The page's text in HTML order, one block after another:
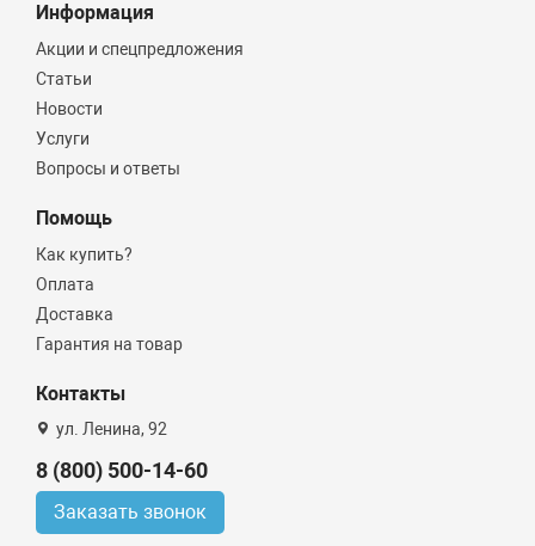
Информация
Акции и спецпредложения
Статьи
Новости
Услуги
Вопросы и ответы
Помощь
Как купить?
Оплата
Доставка
Гарантия на товар
Контакты
ул. Ленина, 92
8 (800) 500-14-60
Заказать звонок